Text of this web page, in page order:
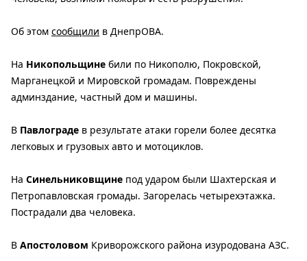
Об этом сообщили в ДнепрОВА.
На Никопольщине били по Никополю, Покровской,
Марганецкой и Мировской громадам. Повреждены
админздание, частный дом и машины.
В Павлограде в результате атаки горели более десятка
легковых и грузовых авто и мотоциклов.
На Синельниковщине под ударом были Шахтерская и
Петропавловская громады. Загорелась четырехэтажка.
Пострадали два человека.
В Апостоловом Криворожского района изуродована АЗС.